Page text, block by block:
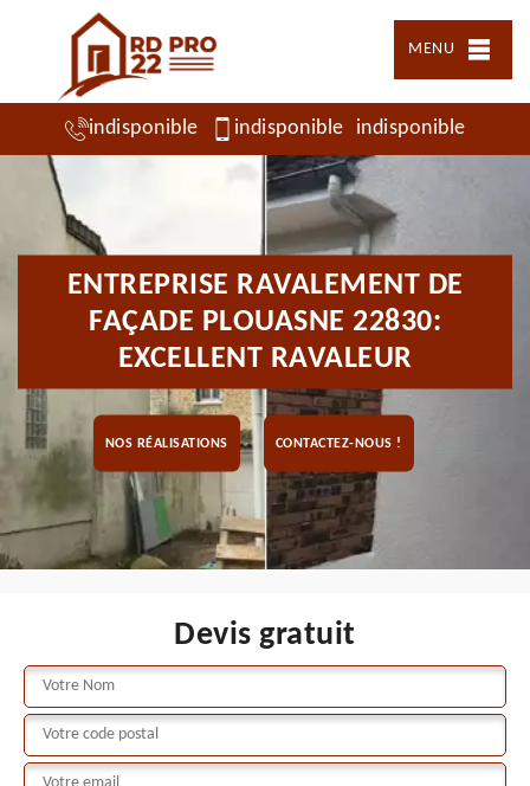
MENU
indisponible indisponible indisponible
ENTREPRISE RAVALEMENT DE
FAÇADE PLOUASNE 22830:
EXCELLENT RAVALEUR
NOS RÉALISATIONS CONTACTEZ-NOUS !
Devis gratuit